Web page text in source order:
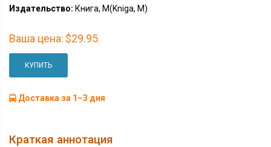
Издательство: Книга, М(Kniga, M)
Ваша цена: $29.95
КУПИТЬ
Доставка за 1–3 дня
Краткая аннотация